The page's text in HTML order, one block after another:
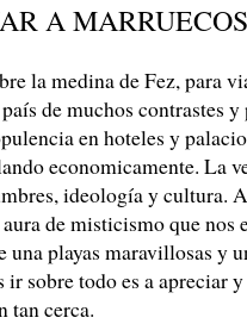
A MARRUECOS
la medina de Fez, para
de muchos contrastes
en hoteles y
economicamente. La
ideología y cultura.
de misticismo que nos
una playas maravillosas y
sobre todo es a apreciar
tan cerca.